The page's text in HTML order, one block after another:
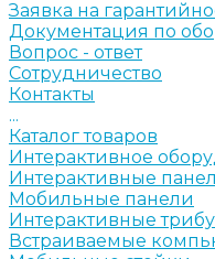
Заявка на
Документация по
Вопрос - ответ
Сотрудничество
Контакты
...
Каталог товаров
Интерактивное
Интерактивные
Мобильные панели
Интерактивные
Встраиваемые